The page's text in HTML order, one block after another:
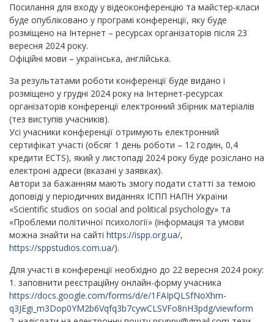
Посилання для входу у відеоконференцію та майстер-класи
буде опубліковано у програмі конференції, яку буде
розміщено на Інтернет – ресурсах організаторів після 23
вересня 2024 року.
Офіційні мови – українська, англійська.
За результатами роботи конференції буде видано і
розміщено у грудні 2024 року на Інтернет-ресурсах
організаторів конференції електронний збірник матеріалів
(тез виступів учасників).
Усі учасники конференції отримують електронний
сертифікат участі (обсяг 1 день роботи – 12 годин, 0,4
кредити ECTS), який у листопаді 2024 року буде розіслано на
електроні адреси (вказані у заявках).
Автори за бажанням мають змогу подати статті за темою
доповіді у періодичних виданнях ІСПП НАПН України
«Scientific studios on social and political psychology» та
«Проблеми політичної психології» (інформація та умови
можна знайти на сайті https://ispp.org.ua/,
https://sppstudios.com.ua/).
Для участі в конференції необхідно до 22 вересня 2024 року:
1. заповнити реєстраційну онлайн-форму учасника
https://docs.google.com/forms/d/e/1FAIpQLSfNoXhm-
q3JEgi_m3Dop0YM2b6Vqfq3b7cywCLSVFo8nH3pdg/viewform